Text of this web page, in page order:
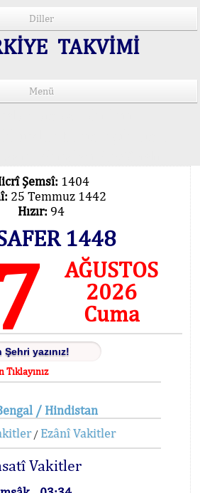
Diller
TAKVİMİ
Menü
Şemsî: 1404
25 Temmuz 1442
Hızır: 94
1448
AĞUSTOS
2026
Cuma
/ Hindistan
/ Ezânî Vakitler
Vakitler